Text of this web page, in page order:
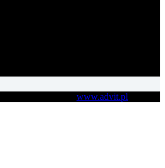
www.advit.pl